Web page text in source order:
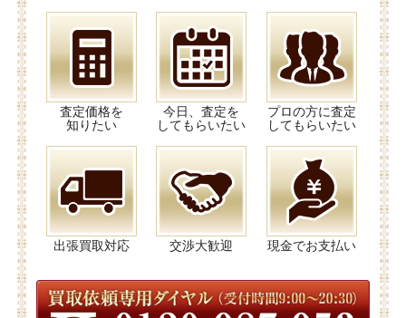
査定価格を
知りたい
今日、査定を
してもらいたい
プロの方に査定
してもらいたい
出張買取対応 交渉大歓迎 現金でお支払い